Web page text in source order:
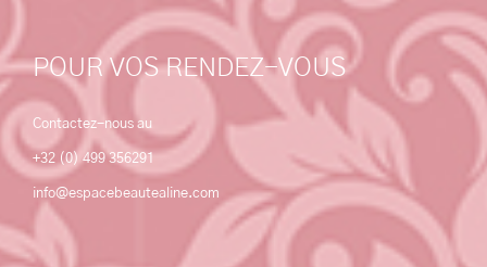
POUR VOS RENDEZ-VOUS
Contactez-nous au
+32 (0) 499 356291
info@espacebeautealine.com